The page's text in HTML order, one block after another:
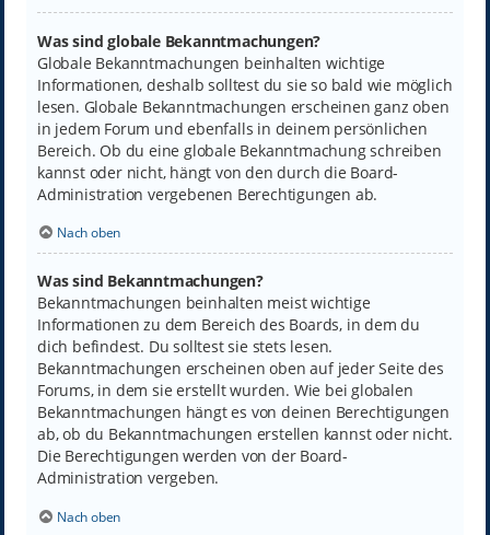
Was sind globale Bekanntmachungen?
Globale Bekanntmachungen beinhalten wichtige
Informationen, deshalb solltest du sie so bald wie möglich
lesen. Globale Bekanntmachungen erscheinen ganz oben
in jedem Forum und ebenfalls in deinem persönlichen
Bereich. Ob du eine globale Bekanntmachung schreiben
kannst oder nicht, hängt von den durch die Board-
Administration vergebenen Berechtigungen ab.
Nach oben
Was sind Bekanntmachungen?
Bekanntmachungen beinhalten meist wichtige
Informationen zu dem Bereich des Boards, in dem du
dich befindest. Du solltest sie stets lesen.
Bekanntmachungen erscheinen oben auf jeder Seite des
Forums, in dem sie erstellt wurden. Wie bei globalen
Bekanntmachungen hängt es von deinen Berechtigungen
ab, ob du Bekanntmachungen erstellen kannst oder nicht.
Die Berechtigungen werden von der Board-
Administration vergeben.
Nach oben